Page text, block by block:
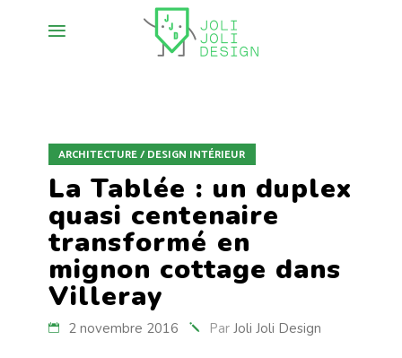
ARCHITECTURE / DESIGN INTÉRIEUR
La Tablée : un duplex
quasi centenaire
transformé en
mignon cottage dans
Villeray
2 novembre 2016 Par Joli Joli Design